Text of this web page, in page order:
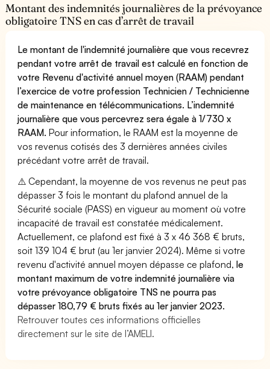
Montant des indemnités journalières de la prévoyance
obligatoire TNS en cas d’arrêt de travail
Le montant de l'indemnité journalière que vous recevrez
pendant votre arrêt de travail est calculé en fonction de
votre Revenu d'activité annuel moyen (RAAM) pendant
l’exercice de votre profession Technicien / Technicienne
de maintenance en télécommunications. L’indemnité
journalière que vous percevrez sera égale à 1/730 x
RAAM. Pour information, le RAAM est la moyenne de
vos revenus cotisés des 3 dernières années civiles
précédant votre arrêt de travail.
⚠️ Cependant, la moyenne de vos revenus ne peut pas
dépasser 3 fois le montant du plafond annuel de la
Sécurité sociale (PASS) en vigueur au moment où votre
incapacité de travail est constatée médicalement.
Actuellement, ce plafond est fixé à 3 x 46 368 € bruts,
soit 139 104 € brut (au 1er janvier 2024). Même si votre
revenu d'activité annuel moyen dépasse ce plafond,le
montant maximum de votre indemnité journalière via
votre prévoyance obligatoire TNS ne pourra pas
dépasser 180,79 € bruts fixés au 1er janvier 2023.
Retrouver toutes ces informations officielles
directement sur le site de l’AMELI.